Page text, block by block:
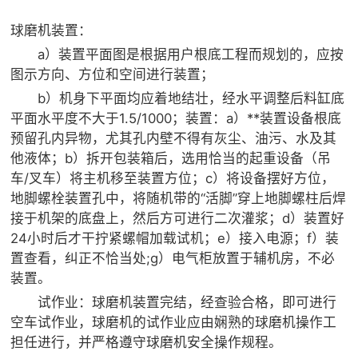
球磨机装置：
a）装置平面图是根据用户根底工程而规划的，应按
图示方向、方位和空间进行装置；
b）机身下平面均应着地结壮，经水平调整后料缸底
平面水平度不大于1.5/1000；装置：a）**装置设备根底
预留孔内异物，尤其孔内壁不得有灰尘、油污、水及其
他液体；b）拆开包装箱后，选用恰当的起重设备（吊
车/叉车）将主机移至装置方位；c）将设备摆好方位，
地脚螺栓装置孔中，将随机带的“活脚”穿上地脚螺柱后焊
接于机架的底盘上，然后方可进行二次灌浆；d）装置好
24小时后才干拧紧螺帽加载试机；e）接入电源；f）装
置查看，纠正不恰当处;g）电气柜放置于辅机房，不必
装置。
试作业：球磨机装置完结，经查验合格，即可进行
空车试作业，球磨机的试作业应由娴熟的球磨机操作工
担任进行，并严格遵守球磨机安全操作规程。
 关于金鹏
发展历程
企业文化
专家团队
 联系我们